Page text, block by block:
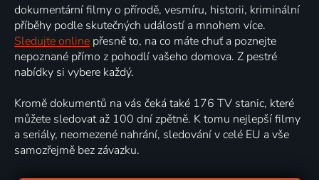
dokumentární filmy o přírodě, vesmíru, historii, kriminální
příběhy podle skutečných událostí a mnohem více.
Sledujte online přesně to, na co máte chuť a poznejte
nepoznané přímo z pohodlí vašeho domova. Z pestré
nabídky si vybere každý.
Kromě dokumentů na vás čeká také 176 TV stanic, které
můžete sledovat až 100 dní zpětně. K tomu nejlepší filmy
a seriály, neomezené nahrání, sledování v celé EU a vše
samozřejmě bez závazku.